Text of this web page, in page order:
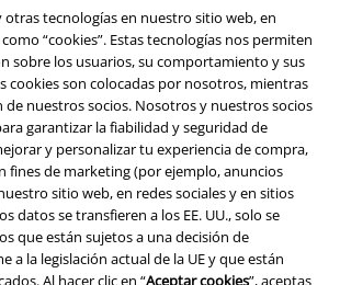
otras tecnologías en nuestro sitio web, en
“cookies”. Estas tecnologías nos permiten
sobre los usuarios, su comportamiento y sus
cookies son colocadas por nosotros, mientras
nuestros socios. Nosotros y nuestros socios
garantizar la fiabilidad y seguridad de
y personalizar tu experiencia de compra,
fines de marketing (por ejemplo, anuncios
sitio web, en redes sociales y en sitios
datos se transfieren a los EE. UU., solo se
que están sujetos a una decisión de
a la legislación actual de la UE y que están
Al hacer clic en “Aceptar cookies”, aceptas
EMP totalmente GRATIS y disfruta de todas
nuevas funciones y ventajas!
Music Group Company